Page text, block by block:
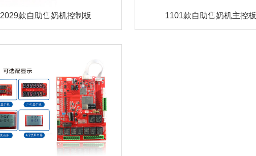
2029款自助售奶机控制板 1101款自助售奶机主控板